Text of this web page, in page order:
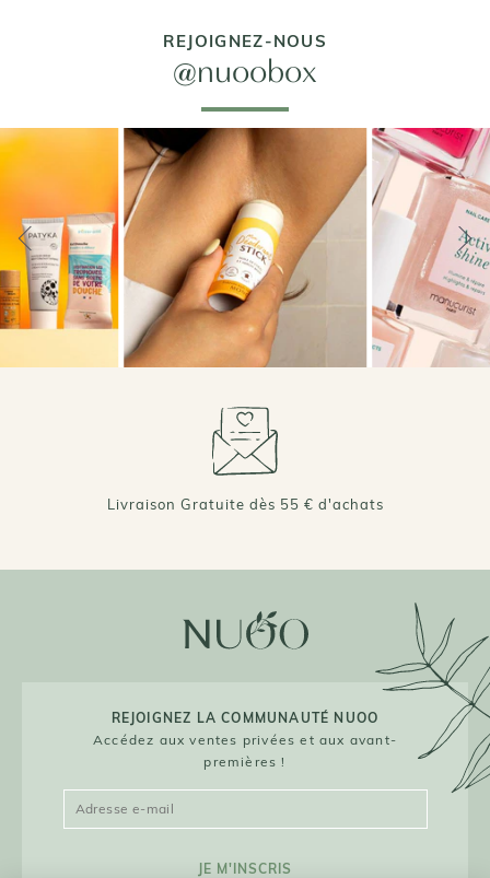
REJOIGNEZ-NOUS
@nuoobox
Livraison Gratuite dès 55 € d'achats
REJOIGNEZ LA COMMUNAUTÉ NUOO
Accédez aux ventes privées et aux avant-
premières !
JE M'INSCRIS